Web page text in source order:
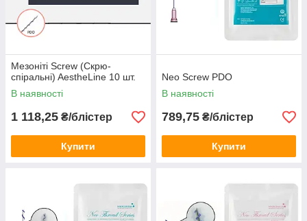
Мезоніті Screw (Скрю-
спіральні) AestheLine 10 шт.
В наявності
1 118,25 ₴/блістер
Купити
Neo Screw PDO
В наявності
789,75 ₴/блістер
Купити